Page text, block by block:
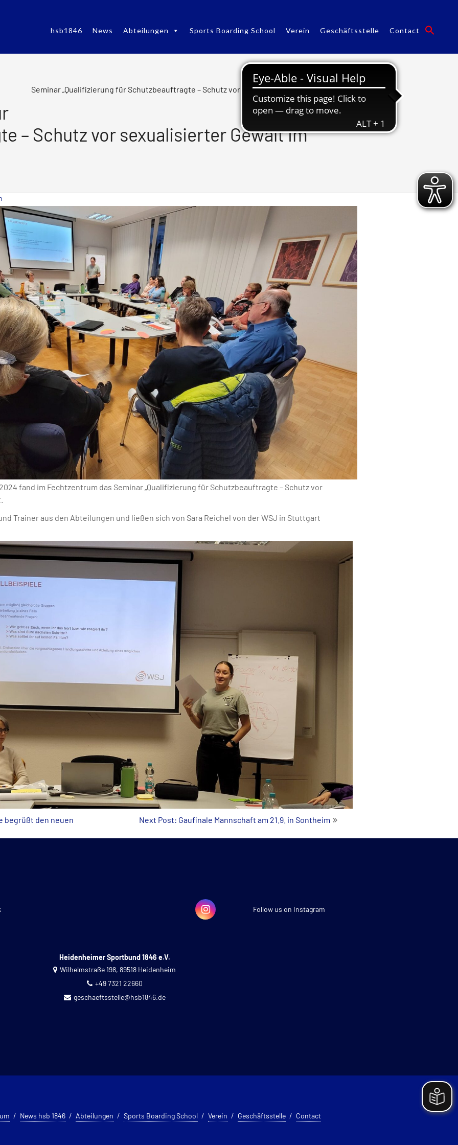
hsb1846 News Abteilungen Sports Boarding School Verein Geschäftsstelle Contact
Seminar „Qualifizierung für Schutzbeauftragte – Schutz vor sexualisierter Gewalt im Sport“
– Schutz vor sexualisierter Gewalt im
fand im Fechtzentrum das Seminar „Qualifizierung für Schutzbeauftragte – Schutz vor
Trainer aus den Abteilungen und ließen sich von Sara Reichel von der WSJ in Stuttgart
begrüßt den neuen
Next Post: Gaufinale Mannschaft am 21.9. in Sontheim
Follow us on Instagram
Heidenheimer Sportbund 1846 e.V.
Wilhelmstraße 198, 89518 Heidenheim
+49 7321 22660
geschaeftsstelle@hsb1846.de
News hsb 1846 Abteilungen Sports Boarding School Verein Geschäftsstelle Contact